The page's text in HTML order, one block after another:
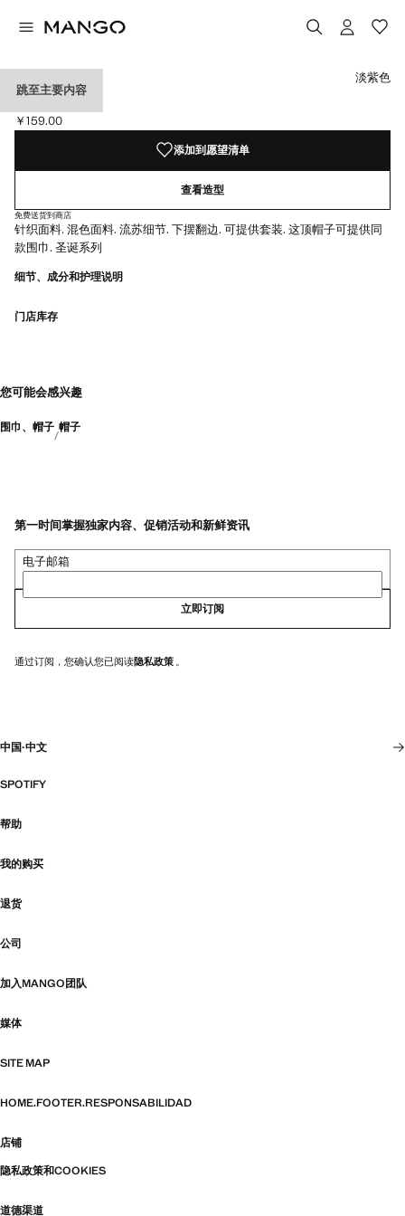
跳至主要内容
混色流苏帽
当前价格 [￥159.00 ]
￥159.00
选择颜色
已选择颜色淡紫色
淡紫色
添加到愿望清单
查看造型
免费送货到商店
针织面料. 混色面料. 流苏细节. 下摆翻边. 可提供套装. 这顶帽子可提供同
款围巾. 圣诞系列
细节、成分和护理说明
门店库存
您可能会感兴趣
围巾、帽子 帽子
第一时间掌握独家内容、促销活动和新鲜资讯
电子邮箱
立即订阅
通过订阅，您确认您已阅读隐私政策
中国·中文
SPOTIFY
帮助
我的购买
退货
公司
加入MANGO团队
媒体
SITE MAP
HOME.FOOTER.RESPONSABILIDAD
店铺
隐私政策和COOKIES
道德渠道